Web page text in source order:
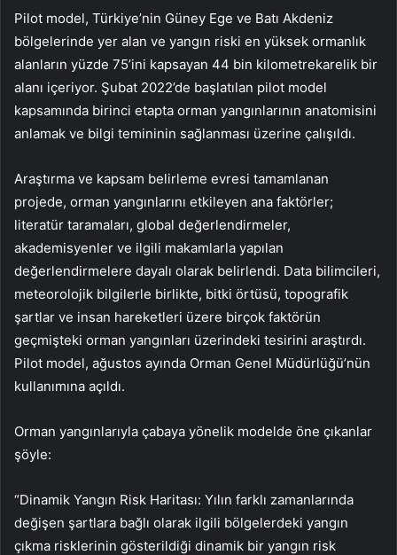
Pilot model, Türkiye’nin Güney Ege ve Batı Akdeniz
bölgelerinde yer alan ve yangın riski en yüksek ormanlık
alanların yüzde 75’ini kapsayan 44 bin kilometrekarelik bir
alanı içeriyor. Şubat 2022’de başlatılan pilot model
kapsamında birinci etapta orman yangınlarının anatomisini
anlamak ve bilgi temininin sağlanması üzerine çalışıldı.
Araştırma ve kapsam belirleme evresi tamamlanan
projede, orman yangınlarını etkileyen ana faktörler;
literatür taramaları, global değerlendirmeler,
akademisyenler ve ilgili makamlarla yapılan
değerlendirmelere dayalı olarak belirlendi. Data bilimcileri,
meteorolojik bilgilerle birlikte, bitki örtüsü, topografik
şartlar ve insan hareketleri üzere birçok faktörün
geçmişteki orman yangınları üzerindeki tesirini araştırdı.
Pilot model, ağustos ayında Orman Genel Müdürlüğü’nün
kullanımına açıldı.
Orman yangınlarıyla çabaya yönelik modelde öne çıkanlar
şöyle:
“Dinamik Yangın Risk Haritası: Yılın farklı zamanlarında
değişen şartlara bağlı olarak ilgili bölgelerdeki yangın
çıkma risklerinin gösterildiği dinamik bir yangın risk